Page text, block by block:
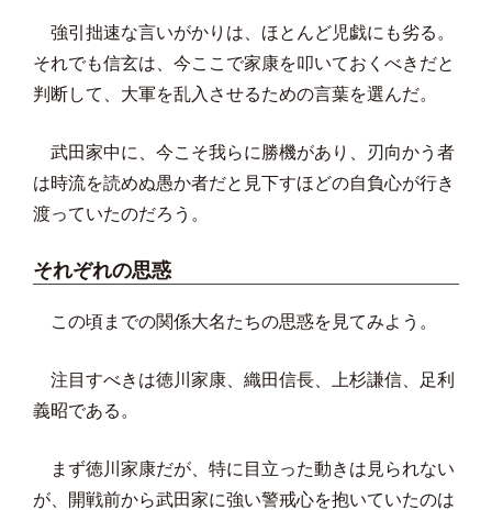
強引拙速な言いがかりは、ほとんど児戯にも劣る。
それでも信玄は、今ここで家康を叩いておくべきだと
判断して、大軍を乱入させるための言葉を選んだ。
武田家中に、今こそ我らに勝機があり、刃向かう者
は時流を読めぬ愚か者だと見下すほどの自負心が行き
渡っていたのだろう。
それぞれの思惑
この頃までの関係大名たちの思惑を見てみよう。
注目すべきは徳川家康、織田信長、上杉謙信、足利
義昭である。
まず徳川家康だが、特に目立った動きは見られない
が、開戦前から武田家に強い警戒心を抱いていたのは